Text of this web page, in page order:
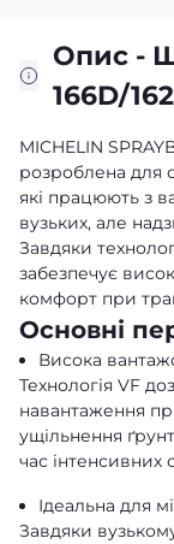
Опис -
166D/
MICHELIN
розроблена для
які працюють з
вузьких, але
Завдяки
забезпечує
комфорт при
Основні
Висока
Технологія VF
навантаження
ущільнення
час інтенсивних
Ідеальна для
Завдяки